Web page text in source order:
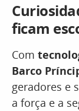
ficam
Com
Barco
geradores e
a força e a